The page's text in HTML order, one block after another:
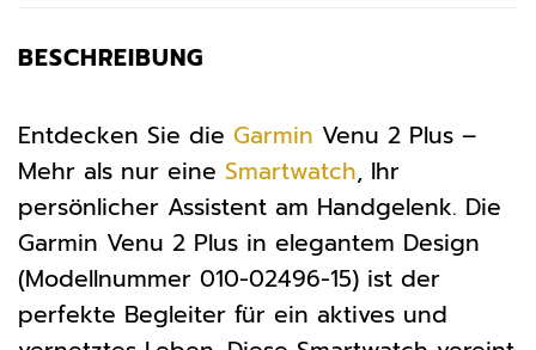
BESCHREIBUNG
Entdecken Sie die Garmin Venu 2 Plus –
Mehr als nur eine Smartwatch, Ihr
persönlicher Assistent am Handgelenk. Die
Garmin Venu 2 Plus in elegantem Design
(Modellnummer 010-02496-15) ist der
perfekte Begleiter für ein aktives und